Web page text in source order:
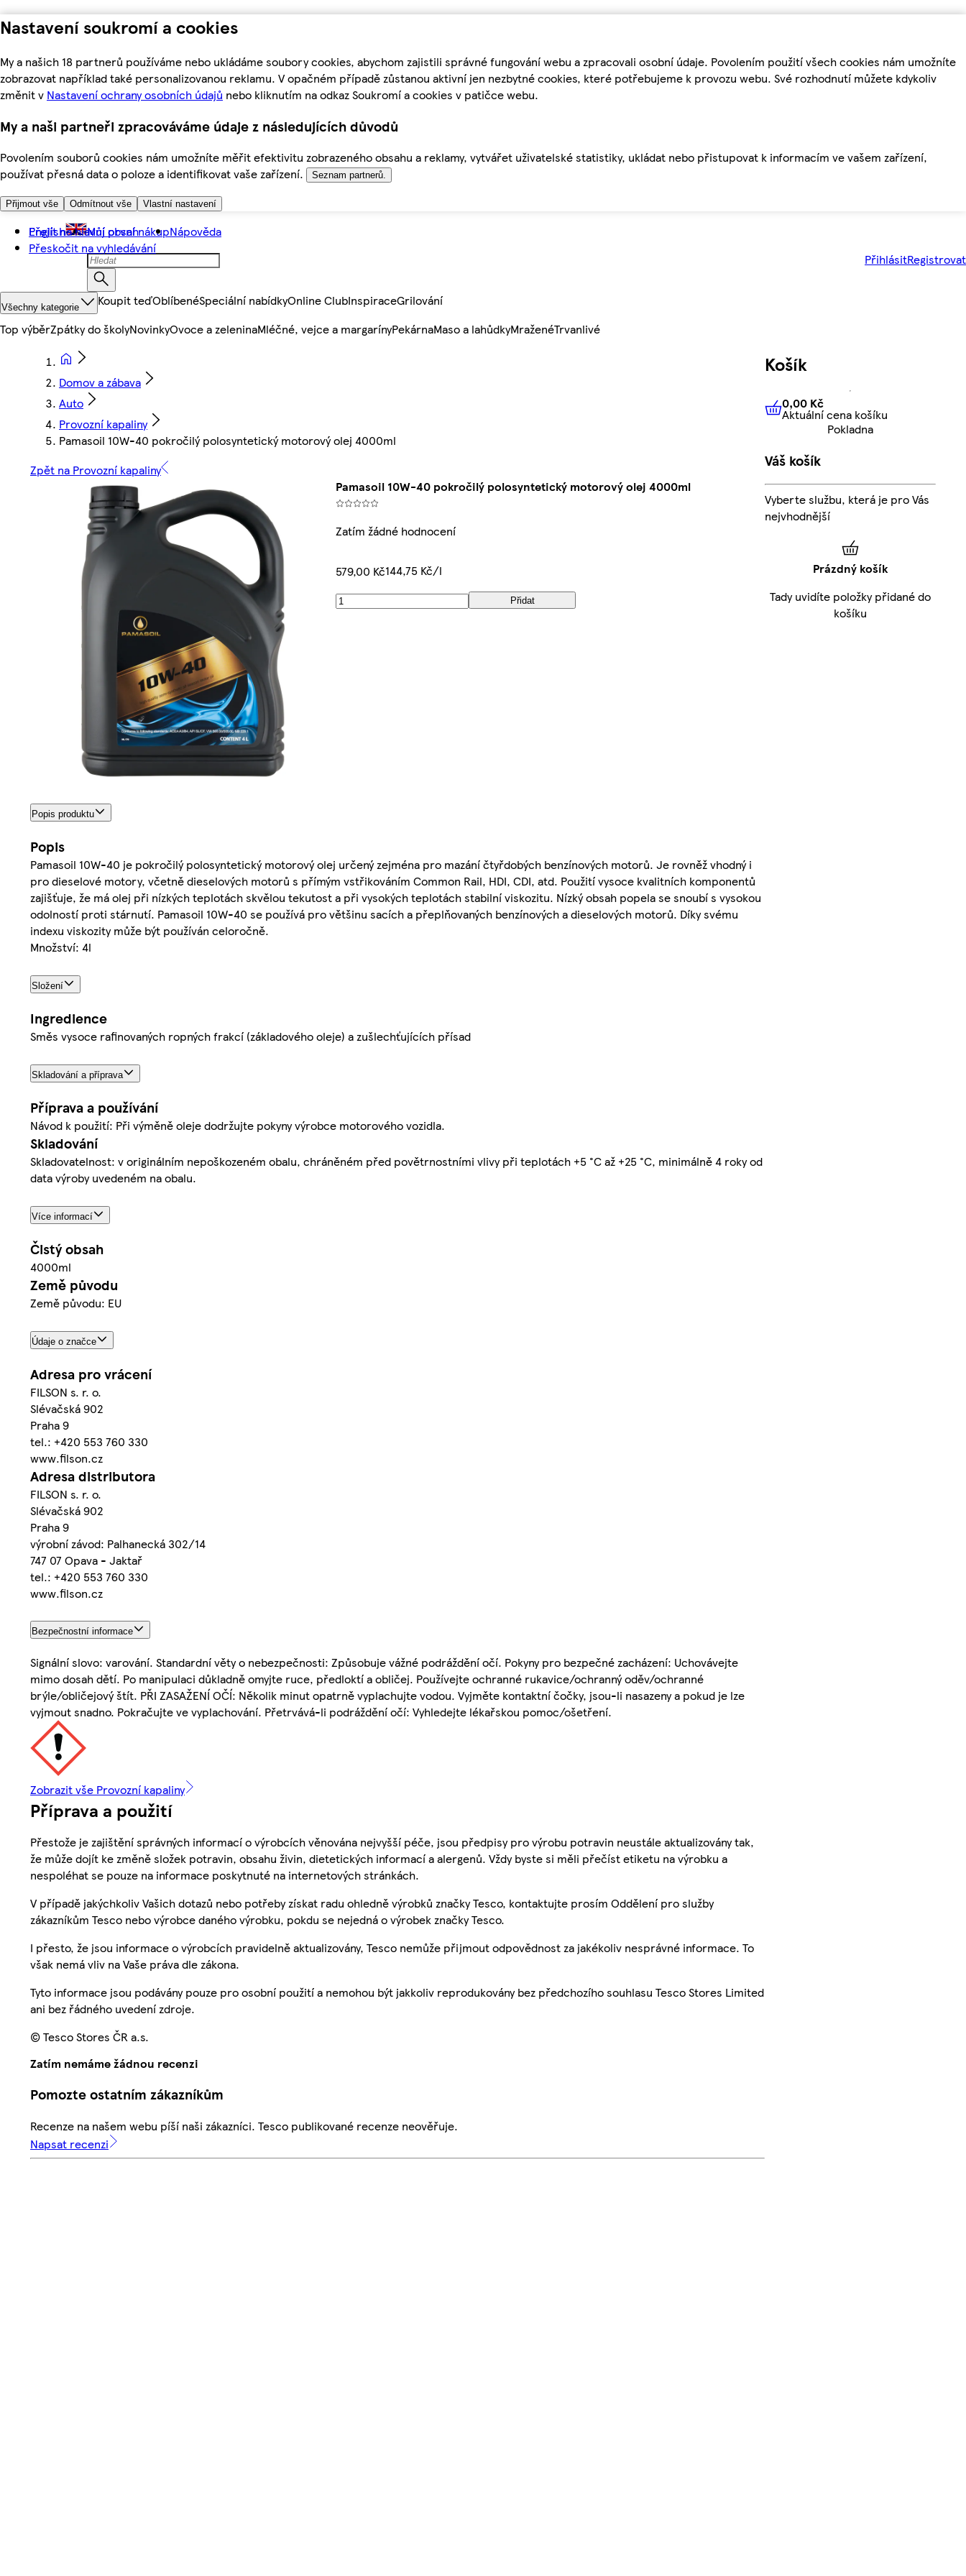
Nastavení soukromí a cookies
My a našich 18 partnerů používáme nebo ukládáme soubory cookies, abychom zajistili správné fungování webu a zpracovali osobní údaje. Povolením použití všech cookies nám umožníte
zobrazovat například také personalizovanou reklamu. V opačném případě zůstanou aktivní jen nezbytné cookies, které potřebujeme k provozu webu. Své rozhodnutí můžete kdykoliv
změnit v Nastavení ochrany osobních údajů nebo kliknutím na odkaz Soukromí a cookies v patičce webu.
My a naši partneři zpracováváme údaje z následujících důvodů
Povolením souborů cookies nám umožníte měřit efektivitu zobrazeného obsahu a reklamy, vytvářet uživatelské statistiky, ukládat nebo přistupovat k informacím ve vašem zařízení,
používat přesná data o poloze a identifikovat vaše zařízení.
Seznam partnerů.
Přijmout vše Odmítnout vše Vlastní nastavení
Přejít na hlavní obsah
Přeskočit na vyhledávání
English Můj první nákupNápověda
PřihlásitRegistrovat
Všechny kategorie Koupit teďOblíbenéSpeciální nabídkyOnline ClubInspiraceGrilování
Top výběrZpátky do školyNovinkyOvoce a zeleninaMléčné, vejce a margarínyPekárnaMaso a lahůdkyMraženéTrvanlivé
Domov a zábava
Auto
Provozní kapaliny
Pamasoil 10W-40 pokročilý polosyntetický motorový olej 4000ml
Zpět na Provozní kapaliny
Pamasoil 10W-40 pokročilý polosyntetický motorový olej 4000ml
Zatím žádné hodnocení
579,00 Kč144,75 Kč/l
Přidat
Popis produktu
Popis
Pamasoil 10W-40 je pokročilý polosyntetický motorový olej určený zejména pro mazání čtyřdobých benzínových motorů. Je rovněž vhodný i
pro dieselové motory, včetně dieselových motorů s přímým vstřikováním Common Rail, HDI, CDI, atd. Použití vysoce kvalitních komponentů
zajišťuje, že má olej při nízkých teplotách skvělou tekutost a při vysokých teplotách stabilní viskozitu. Nízký obsah popela se snoubí s vysokou
odolností proti stárnutí. Pamasoil 10W-40 se používá pro většinu sacích a přeplňovaných benzínových a dieselových motorů. Díky svému
indexu viskozity může být používán celoročně.
Množství: 4l
Složení
Ingredience
Směs vysoce rafinovaných ropných frakcí (základového oleje) a zušlechťujících přísad
Skladování a příprava
Příprava a používání
Návod k použití: Při výměně oleje dodržujte pokyny výrobce motorového vozidla.
Skladování
Skladovatelnost: v originálním nepoškozeném obalu, chráněném před povětrnostními vlivy při teplotách +5 °C až +25 °C, minimálně 4 roky od
data výroby uvedeném na obalu.
Více informací
Čistý obsah
4000ml
Země původu
Země původu: EU
Údaje o značce
Adresa pro vrácení
FILSON s. r. o.
Slévačská 902
Praha 9
tel.: +420 553 760 330
www.filson.cz
Adresa distributora
FILSON s. r. o.
Slévačská 902
Praha 9
výrobní závod: Palhanecká 302/14
747 07 Opava - Jaktař
tel.: +420 553 760 330
www.filson.cz
Bezpečnostní informace
Signální slovo: varování. Standardní věty o nebezpečnosti: Způsobuje vážné podráždění očí. Pokyny pro bezpečné zacházení: Uchovávejte
mimo dosah dětí. Po manipulaci důkladně omyjte ruce, předloktí a obličej. Používejte ochranné rukavice/ochranný oděv/ochranné
brýle/obličejový štít. PŘI ZASAŽENÍ OČÍ: Několik minut opatrně vyplachujte vodou. Vyjměte kontaktní čočky, jsou-li nasazeny a pokud je lze
vyjmout snadno. Pokračujte ve vyplachování. Přetrvává-li podráždění očí: Vyhledejte lékařskou pomoc/ošetření.
Zobrazit vše Provozní kapaliny
Příprava a použití
Přestože je zajištění správných informací o výrobcích věnována nejvyšší péče, jsou předpisy pro výrobu potravin neustále aktualizovány tak,
že může dojít ke změně složek potravin, obsahu živin, dietetických informací a alergenů. Vždy byste si měli přečíst etiketu na výrobku a
nespoléhat se pouze na informace poskytnuté na internetových stránkách.
V případě jakýchkoliv Vašich dotazů nebo potřeby získat radu ohledně výrobků značky Tesco, kontaktujte prosím Oddělení pro služby
zákazníkům Tesco nebo výrobce daného výrobku, pokdu se nejedná o výrobek značky Tesco.
I přesto, že jsou informace o výrobcích pravidelně aktualizovány, Tesco nemůže přijmout odpovědnost za jakékoliv nesprávné informace. To
však nemá vliv na Vaše práva dle zákona.
Tyto informace jsou podávány pouze pro osobní použití a nemohou být jakkoliv reprodukovány bez předchozího souhlasu Tesco Stores Limited
ani bez řádného uvedení zdroje.
© Tesco Stores ČR a.s.
Zatím nemáme žádnou recenzi
Pomozte ostatním zákazníkům
Recenze na našem webu píší naši zákazníci. Tesco publikované recenze neověřuje.
Napsat recenzi
Košík
0,00 KčAktuální cena košíku
0,00 Kč
Aktuální cena košíku
Pokladna
Váš košík
Vyberte službu, která je pro Vás
nejvhodnější
Prázdný košík
Tady uvidíte položky přidané do
košíku